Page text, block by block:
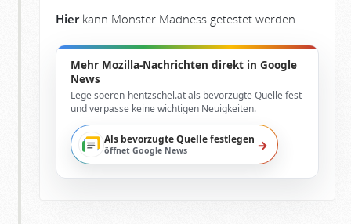
Hierkann Monster Madness getestet werden.
Mehr Mozilla-Nachrichten direkt in Google
News
Lege soeren-hentzschel.at als bevorzugte Quelle fest
und verpasse keine wichtigen Neuigkeiten.
Als bevorzugte Quelle festlegen
öffnet Google News →